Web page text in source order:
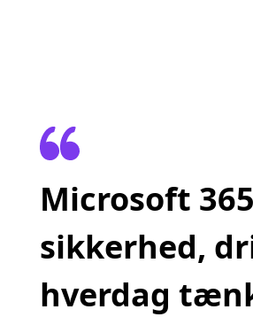
Microsoft
sikkerhed,
hverdag